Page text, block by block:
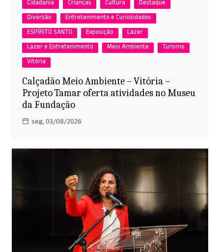
Cidadania Crianças Cultura
Destaque
Diversão
Entretenimento e Curiosidades
ESPÍRITO SANTO
Exposição
Lazer
Lazer e Entretenimento
Meio Ambiente
Turismo
Vitória
Calçadão Meio Ambiente – Vitória –
Projeto Tamar oferta atividades no Museu
da Fundação
seg, 03/08/2026